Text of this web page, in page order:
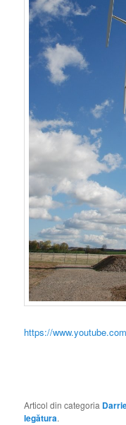
https://
Articol din categoria
legătura.